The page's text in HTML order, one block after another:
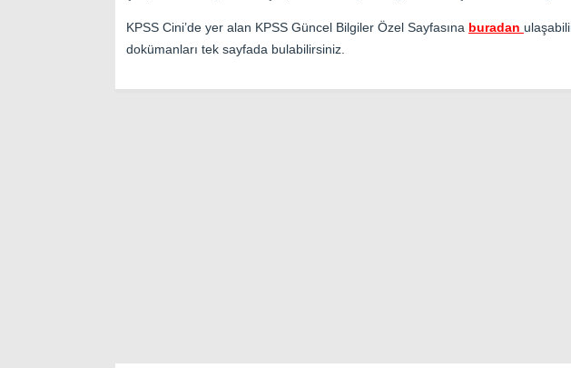
KPSS Cini’de yer alan KPSS Güncel Bilgiler Özel Sayfasına buradan
dokümanları tek sayfada bulabilirsiniz.